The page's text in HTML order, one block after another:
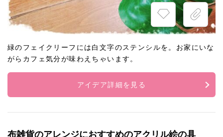
緑のフェイクリーフには白文字のステンシルを。お家にいな
がらカフェ気分が味わえちゃいます。
アイデア詳細を見る
布雑貨のアレンジにおすすめのアクリル絵の具